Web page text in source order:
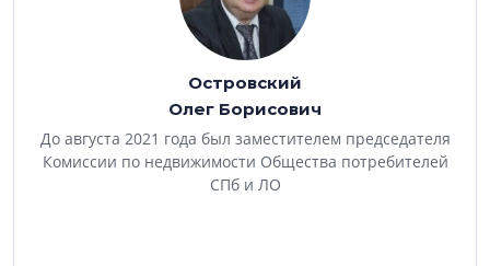
Островский
Олег Борисович
До августа 2021 года был заместителем председателя
Комиссии по недвижимости Общества потребителей
СПб и ЛО
сертификатов. До минимума ограничен перечень
жилищно-строительных кооперативов, имеющих
многоквартирных домов. Такое право останется
только у ЖСК, созданных в рамках процедуры
банкротства компаний-застройщиков, а также у
кооперативов, строящих на участках,